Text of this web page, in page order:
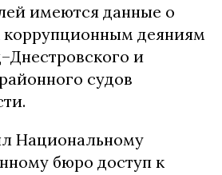
имеются данные о
коррупционным деяниям
и
судов
Национальному
бюро доступ к